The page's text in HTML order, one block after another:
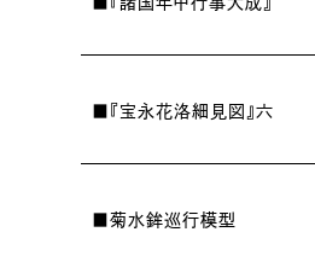
■『宝永花洛細見図』六
■菊水鉾巡行模型